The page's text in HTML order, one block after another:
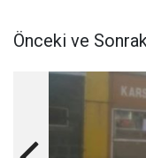
Önceki ve